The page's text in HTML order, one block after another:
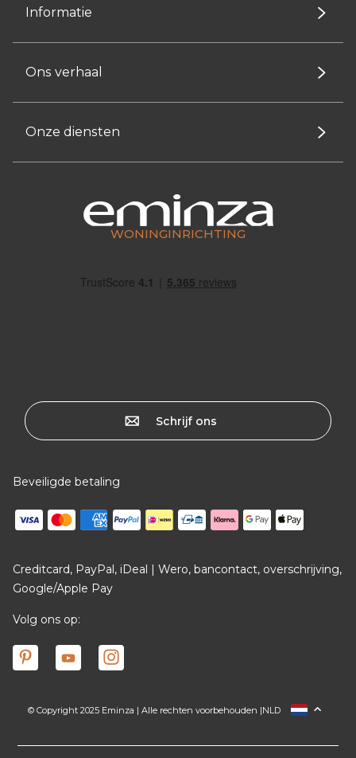
Informatie
Ons verhaal
Onze diensten
WONINGINRICHTING
Schrijf ons
Beveiligde betaling
Creditcard, PayPal, iDeal | Wero, bancontact, overschrijving,
Google/Apple Pay
Volg ons op:
© Copyright 2025 Eminza | Alle rechten voorbehouden |
FRANCENLD